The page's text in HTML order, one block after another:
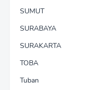
SUMUT
SURABAYA
SURAKARTA
TOBA
Tuban